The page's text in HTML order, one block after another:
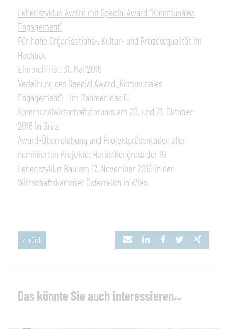
Lebenszyklus-Award mit Special Award “Kommunales
Engagement”
Für hohe Organisations-, Kultur- und Prozessqualität im
Hochbau
Einreichfrist: 31. Mai 2016
Verleihung des Special Award „Kommunales
Engagement“: im Rahmen des 6.
Kommunalwirtschaftsforums am 20. und 21. Oktober
2016 in Graz.
Award-Überreichung und Projektpräsentation aller
nominierten Projekte: Herbstkongress der IG
Lebenszyklus Bau am 17. November 2016 in der
Wirtschaftskammer Österreich in Wien.
zurück
Das könnte Sie auch interessieren...